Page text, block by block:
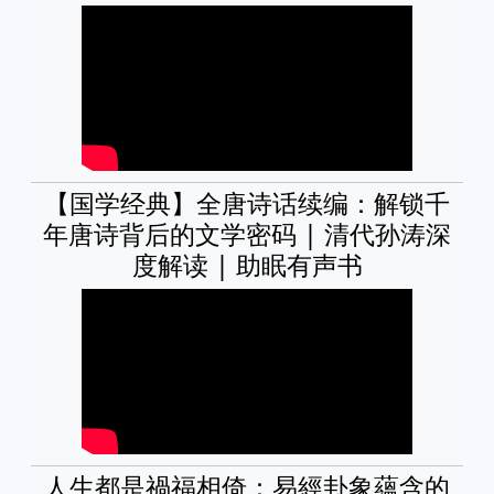
【国学经典】全唐诗话续编：解锁千
年唐诗背后的文学密码 | 清代孙涛深
度解读 | 助眠有声书
人生都是禍福相倚：易經卦象蘊含的